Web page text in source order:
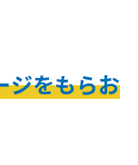
ジをもらお